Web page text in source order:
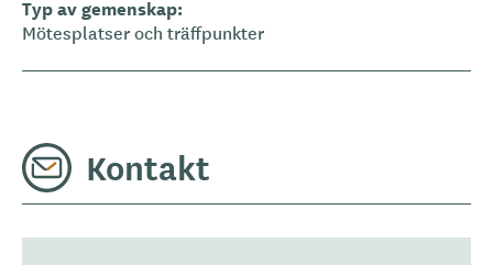
Typ av gemenskap
Mötesplatser och träffpunkter
Kontakt